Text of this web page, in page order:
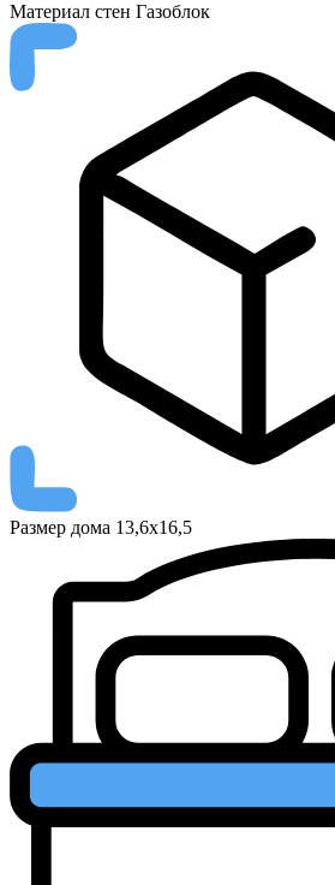
Материал стен Газоблок
Размер дома 13,6х16,5